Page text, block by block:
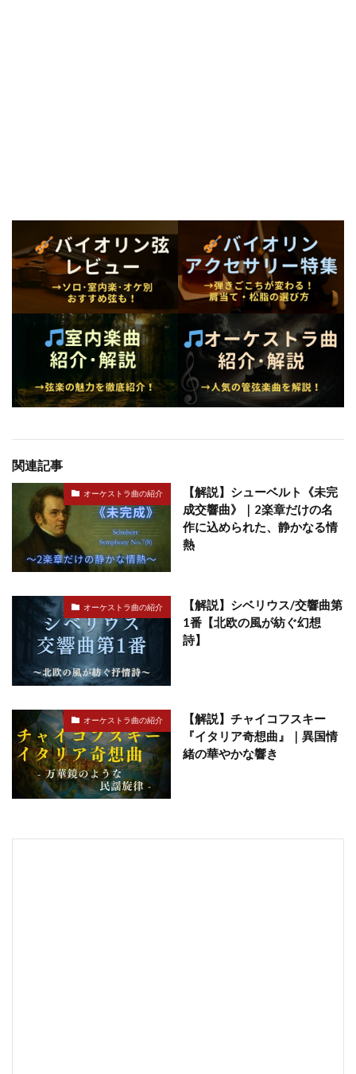
関連記事
オーケストラ曲の紹介
【解説】シューベルト《未完
成交響曲》｜2楽章だけの名
作に込められた、静かなる情
熱
オーケストラ曲の紹介
【解説】シベリウス/交響曲第
1番【北欧の風が紡ぐ幻想
詩】
オーケストラ曲の紹介
【解説】チャイコフスキー
『イタリア奇想曲』｜異国情
緒の華やかな響き